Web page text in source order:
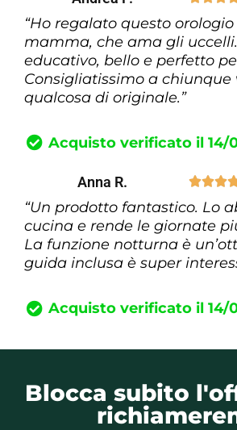
“Ho regalato questo
mamma, che ama gli
educativo, bello e perfetto
Consigliatissimo a chiunque
qualcosa di originale.”
Acquisto verificato il 14/
Anna R. 
“Un prodotto fantastico. Lo
cucina e rende le giornate
La funzione notturna è
guida inclusa è super
Acquisto verificato il 14/
Blocca subito